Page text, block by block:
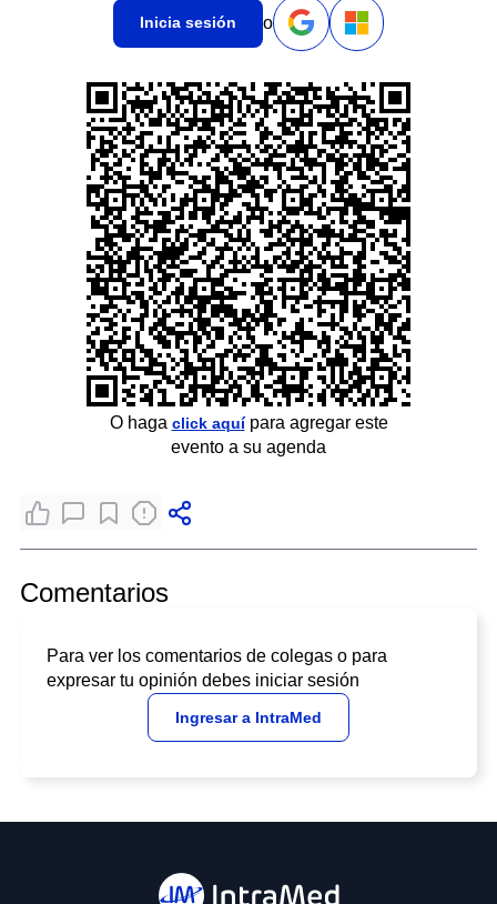
Inicia sesión o
O haga click aquípara agregar este
evento a su agenda
Comentarios
Para ver los comentarios de colegas o para
expresar tu opinión debes iniciar sesión
Ingresar a IntraMed